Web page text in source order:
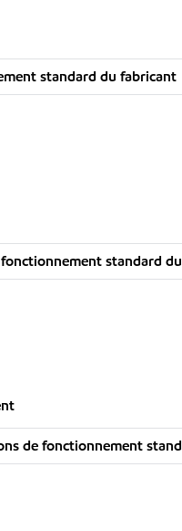
standard du fabricant
standard
de fonctionnement